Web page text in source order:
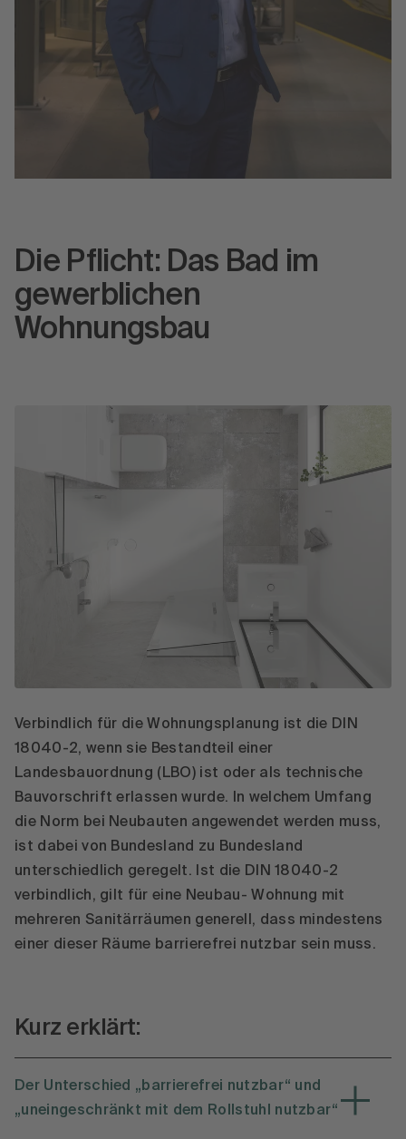
Die Pflicht: Das Bad im
gewerblichen
Wohnungsbau
Verbindlich für die Wohnungsplanung ist die DIN
18040-2, wenn sie Bestandteil einer
Landesbauordnung (LBO) ist oder als technische
Bauvorschrift erlassen wurde. In welchem Umfang
die Norm bei Neubauten angewendet werden muss,
ist dabei von Bundesland zu Bundesland
unterschiedlich geregelt. Ist die DIN 18040-2
verbindlich, gilt für eine Neubau- Wohnung mit
mehreren Sanitärräumen generell, dass mindestens
einer dieser Räume barrierefrei nutzbar sein muss.
Kurz erklärt:
Der Unterschied „barrierefrei nutzbar“ und
„uneingeschränkt mit dem Rollstuhl nutzbar“